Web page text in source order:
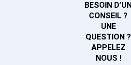
BESOIN D’UN
CONSEIL ?
UNE
QUESTION ?
APPELEZ
NOUS !